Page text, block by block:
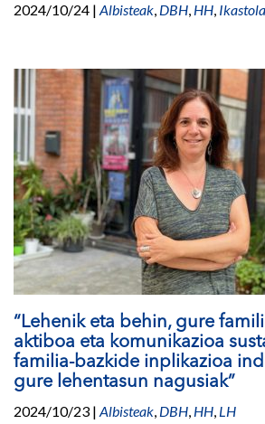
2024/10/24 | Albisteak, DBH, HH, Ikastola
“Lehenik eta behin, gure
aktiboa eta komunikazioa
familia-bazkide inplikazioa
gure lehentasun nagusiak”
2024/10/23 | Albisteak, DBH, HH, LH